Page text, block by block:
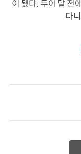
이 됐다. 두어 달 전
다